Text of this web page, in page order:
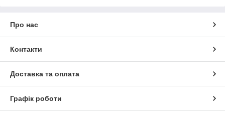
Про нас
Контакти
Доставка та оплата
Графік роботи